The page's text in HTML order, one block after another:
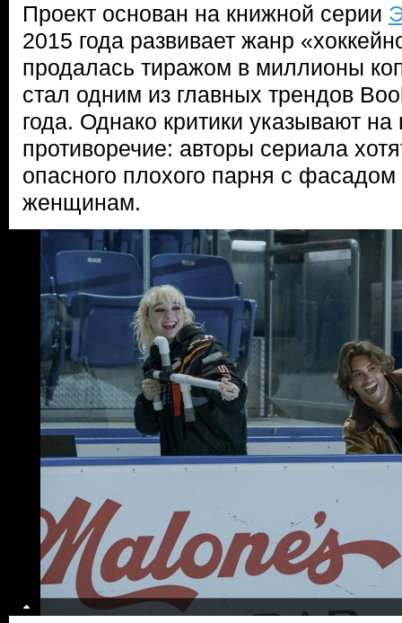
Проект основан на книжной серии
2015 года развивает жанр
продалась тиражом в миллионы
стал одним из главных трендов
года. Однако критики указывают на
противоречие: авторы сериала
опасного плохого парня с
женщинам.